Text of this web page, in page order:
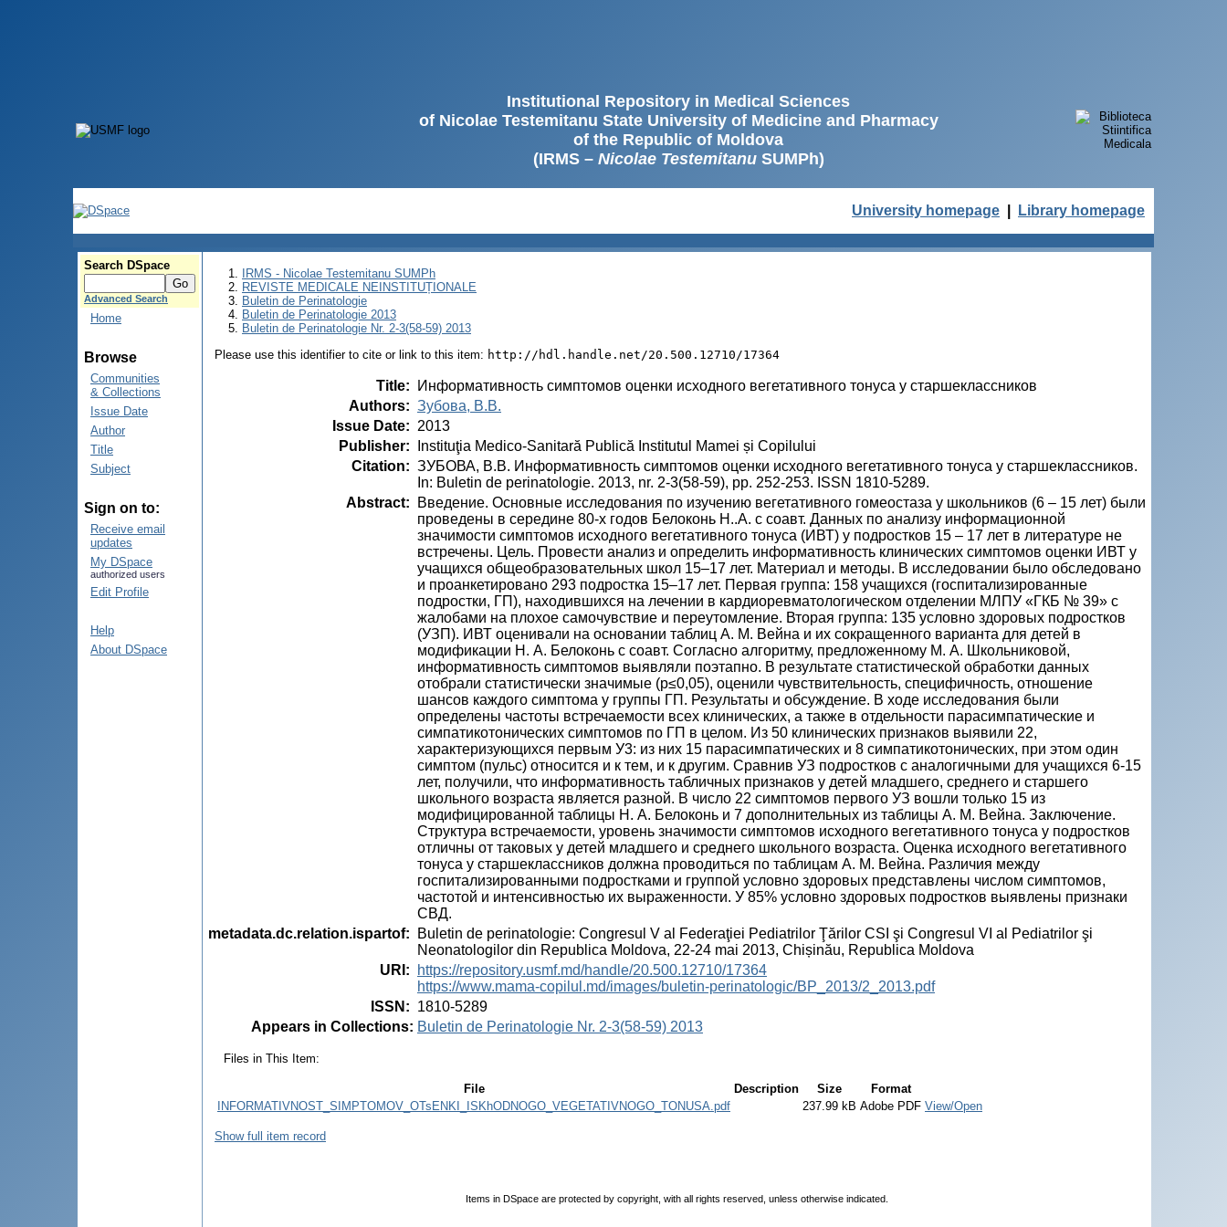
Institutional Repository in Medical Sciences
of Nicolae Testemitanu State University of Medicine and Pharmacy
of the Republic of Moldova
(IRMS – Nicolae TestemitanuSUMPh)
University homepage Library homepage
Search DSpace
Advanced Search
Home
Browse
Communities
& Collections
Issue Date
Author
Title
Subject
Sign on to:
Receive email
updates
My DSpace
authorized users
Edit Profile
Help
About DSpace
IRMS - Nicolae Testemitanu SUMPh
REVISTE MEDICALE NEINSTITUȚIONALE
Buletin de Perinatologie
Buletin de Perinatologie 2013
Buletin de Perinatologie Nr. 2-3(58-59) 2013
Please use this identifier to cite or link to this item: http://hdl.handle.net/20.500.12710/17364
Title:
Информативность симптомов оценки исходного вегетативного тонуса у старшеклассников
Authors: Зубова, В.В.
Issue Date: 2013
Publisher:
Instituţia Medico-Sanitară Publică Institutul Mamei și Copilului
Citation: ЗУБОВА, В.В. Информативность симптомов оценки исходного вегетативного тонуса у старшеклассников.
In: Buletin de perinatologie. 2013, nr. 2-3(58-59), pp. 252-253. ISSN 1810-5289.
Abstract:
Введение. Основные исследования по изучению вегетативного гомеостаза у школьников (6 – 15 лет) были
проведены в середине 80-х годов Белоконь Н..А. с соавт. Данных по анализу информационной
значимости симптомов исходного вегетативного тонуса (ИВТ) у подростков 15 – 17 лет в литературе не
встречены. Цель. Провести анализ и определить информативность клинических симптомов оценки ИВТ у
учащихся общеобразовательных школ 15–17 лет. Материал и методы. В исследовании было обследовано
и проанкетировано 293 подростка 15–17 лет. Первая группа: 158 учащихся (госпитализированные
подростки, ГП), находившихся на лечении в кардиоревматологическом отделении МЛПУ «ГКБ № 39» с
жалобами на плохое самочувствие и переутомление. Вторая группа: 135 условно здоровых подростков
(УЗП). ИВТ оценивали на основании таблиц А. М. Вейна и их сокращенного варианта для детей в
модификации Н. А. Белоконь с соавт. Согласно алгоритму, предложенному М. А. Школьниковой,
информативность симптомов выявляли поэтапно. В результате статистической обработки данных
отобрали статистически значимые (р≤0,05), оценили чувствительность, специфичность, отношение
шансов каждого симптома у группы ГП. Результаты и обсуждение. В ходе исследования были
определены частоты встречаемости всех клинических, а также в отдельности парасимпатические и
симпатикотонических симптомов по ГП в целом. Из 50 клинических признаков выявили 22,
характеризующихся первым У3: из них 15 парасимпатических и 8 симпатикотонических, при этом один
симптом (пульс) относится и к тем, и к другим. Сравнив УЗ подростков с аналогичными для учащихся 6-15
лет, получили, что информативность табличных признаков у детей младшего, среднего и старшего
школьного возраста является разной. В число 22 симптомов первого УЗ вошли только 15 из
модифицированной таблицы Н. А. Белоконь и 7 дополнительных из таблицы А. М. Вейна. Заключение.
Структура встречаемости, уровень значимости симптомов исходного вегетативного тонуса у подростков
отличны от таковых у детей младшего и среднего школьного возраста. Оценка исходного вегетативного
тонуса у старшеклассников должна проводиться по таблицам А. М. Вейна. Различия между
госпитализированными подростками и группой условно здоровых представлены числом симптомов,
частотой и интенсивностью их выраженности. У 85% условно здоровых подростков выявлены признаки
СВД.
metadata.dc.relation.ispartof:
Buletin de perinatologie: Congresul V al Federaţiei Pediatrilor Ţărilor CSI şi Congresul VI al Pediatrilor şi
Neonatologilor din Republica Moldova, 22-24 mai 2013, Chișinău, Republica Moldova
URI :
https://repository.usmf.md/handle/20.500.12710/17364
https://www.mama-copilul.md/images/buletin-perinatologic/BP_2013/2_2013.pdf
ISSN : 1810-5289
Appears in Collections: Buletin de Perinatologie Nr. 2-3(58-59) 2013
Files in This Item:
File Description Size
Format
INFORMATIVNOST_SIMPTOMOV_OTsENKI_ISKhODNOGO_VEGETATIVNOGO_TONUSA.pdf
237.99 kB Adobe PDF View/Open
Show full item record
Items in DSpace are protected by copyright, with all rights reserved, unless otherwise indicated.